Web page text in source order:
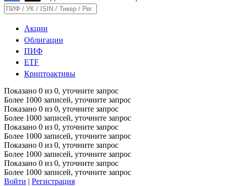
Акции
Облигации
ПИФ
ETF
Криптоактивы
Показано 0 из 0, уточните запрос
Более 1000 записей, уточните запрос
Показано 0 из 0, уточните запрос
Более 1000 записей, уточните запрос
Показано 0 из 0, уточните запрос
Более 1000 записей, уточните запрос
Показано 0 из 0, уточните запрос
Более 1000 записей, уточните запрос
Показано 0 из 0, уточните запрос
Более 1000 записей, уточните запрос
Войти | Регистрация